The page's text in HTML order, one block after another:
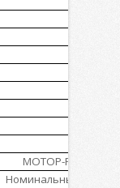
МОТОР-
Номинальный